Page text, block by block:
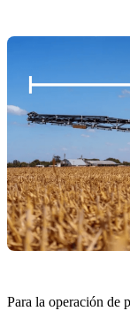
Para la operación de